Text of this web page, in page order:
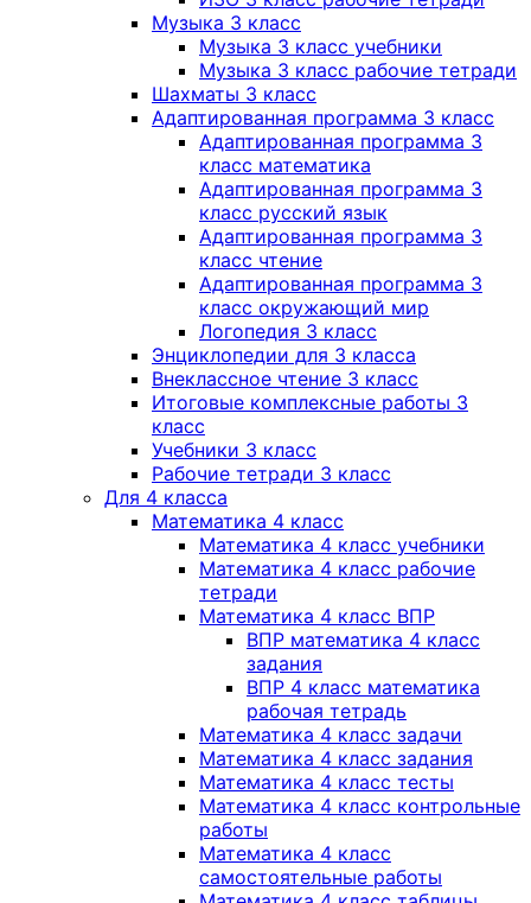
Музыка 3 класс
Музыка 3 класс учебники
Музыка 3 класс рабочие тетради
Шахматы 3 класс
Адаптированная программа 3 класс
Адаптированная программа 3
класс математика
Адаптированная программа 3
класс русский язык
Адаптированная программа 3
класс чтение
Адаптированная программа 3
класс окружающий мир
Логопедия 3 класс
Энциклопедии для 3 класса
Внеклассное чтение 3 класс
Итоговые комплексные работы 3
класс
Учебники 3 класс
Рабочие тетради 3 класс
Для 4 класса
Математика 4 класс
Математика 4 класс учебники
Математика 4 класс рабочие
тетради
Математика 4 класс ВПР
ВПР математика 4 класс
задания
ВПР 4 класс математика
рабочая тетрадь
Математика 4 класс задачи
Математика 4 класс задания
Математика 4 класс тесты
Математика 4 класс контрольные
работы
Математика 4 класс
самостоятельные работы